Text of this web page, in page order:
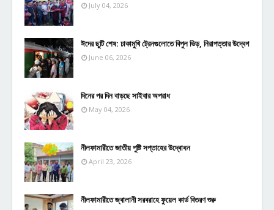
July 04, 2026
ঈদের ছুটি শেষ: ঢাকামুখি ট্রেনগুলোতে বিপুল ভিড়, নিরাপত্তার উদ্বেগ
June 06, 2026
দিনের পর দিন বাড়ছে সাইবার অপরাধ
May 04, 2026
নীলফামারীতে জাতীয় পুষ্টি সপ্তাহের উদ্বোধন
April 23, 2026
নীলফামারীতে জ্বালানী সরবরাহে ফুয়েল কার্ড বিতরণ শুরু